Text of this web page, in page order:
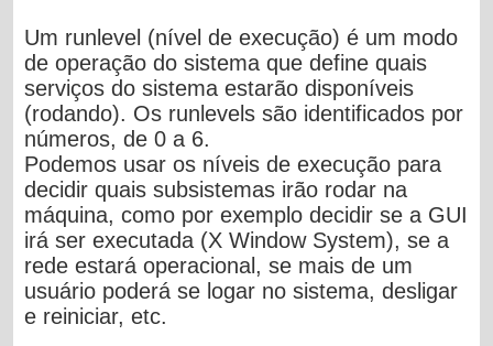
Um runlevel (nível de execução) é um modo
de operação do sistema que define quais
serviços do sistema estarão disponíveis
(rodando). Os runlevels são identificados por
números, de 0 a 6.
Podemos usar os níveis de execução para
decidir quais subsistemas irão rodar na
máquina, como por exemplo decidir se a GUI
irá ser executada (X Window System), se a
rede estará operacional, se mais de um
usuário poderá se logar no sistema, desligar
e reiniciar, etc.